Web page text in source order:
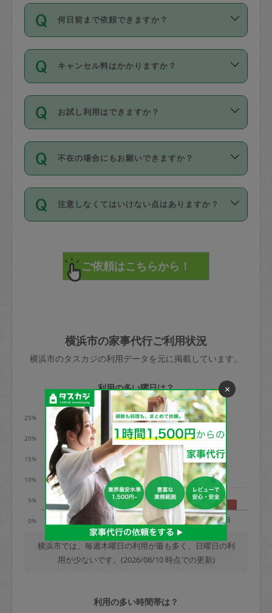
時間も被らない場合、損害保険の対象外
社員など様々なバックグラウンドの方が
登録しています。
日本語も話せる方など様々です。
ールに記載していますので、各自の得意
を依頼してください。
確認しています。タスカジさんトレーニ
ング動画を使ったセルフトレーニングの
現場トライアルを受け、合格したタスカ
ジさんが活動されています。
※テストセンターの講評は１件目のレビュ
参考
【詳細】タスカジさんの登録に際
依頼者とタスカジさんとの間でタスカジ
を通して成立した作業時間内での作業に
適用されます。作業範囲は、掃除、洗
です。作業中に物を壊したり、人にけが
をさせたりした場合が対象で、補償金額
す。
写真を撮り、
詳細FAQ：
損害賠償保険について教えて
何日前まで依頼できますか？
ご依頼は、現在を起点に3日後（72時間
以降）の日時から受付可能となっていま
す。
タスカジさんへ「募集」をかけることが
可能です。
キャンセル料はかかりますか？
キャンセル料には、以下の2種類がありま
す。
1. 直前キャンセル（定期、スポット契約
共通）
72時間を超える※と、以下のキャンセル
料が発生します。
直前キャンセル料：
72時間前〜24時間前＝依頼料金の50%
依頼者不在による当日キャンセル＝依頼
金額の100%＋交通費全額
※例：依頼日時／土曜日午前9時開始の場
合、水曜日午前9時以降はキャンセル料が
発生
水曜日9時〜金曜日9時まで＝依頼料金の
50%
金曜日9時～土曜日8時まで＝依頼金額の
100%
土曜日8時〜実施時間＝依頼金額の100%
＋交通費全額
依頼者不在による当日キャンセル＝依頼
金額の100%＋交通費全額
定期契約をキャンセルする場合、毎週定
お試し利用はできますか？
「お試し利用」というメニューはありま
せんが、「一回のみ」依頼を活用するこ
とによって、気に入ったタスカジさんを
まず、条件の合う気になるタスカジさ
みてください。
その後、一番気に入ったタスカジさんに
不在の場合にもお願いできますか？
不在の場合の作業はタスカジさんの同意
が必要です。数回の依頼ののち、タスカ
ジさんと依頼者の間で十分な信頼関係が
てください。
不在時に部屋に入るためにタスカジさん
きた場合は損害保険の対象外となるので
ご注意ください。
注意しなくてはいけない点はありますか？
で、必ず鍵のかかるロッカーや金庫に入
れて依頼者の責任の元管理するよう心掛
けてください。
玉、など
あわせてこちらも参照ください：初めて
利用します。注意しなくてはいけない点
はありますか？
横浜市の家事代行ご利用状況
横浜市のタスカジの利用データを元に掲載しています。
利用の多い曜日は？
0%
5%
10%
15%
20%
25%
水 木 金 土 日
横浜市では、毎週木曜日の利用が最も多く、日曜日の利
用が少ないです。(2026/08/10 時点での更新)
利用の多い時間帯は？
×